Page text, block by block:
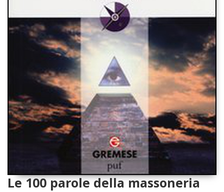
Le 100 parole della massoneria